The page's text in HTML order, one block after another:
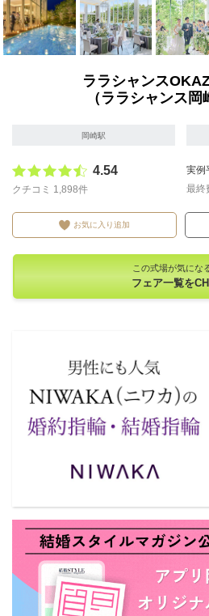
ララシャンス
（ララシャンス岡
岡崎駅
4.54
クチコミ 1,898件
実例
最終
お気に入り追加
この式場が気にな
フェア一覧を